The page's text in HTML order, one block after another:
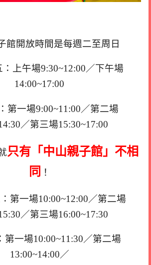
館開放時間是每週二至周日
上午場9:30~12:00／下午場
14:00~17:00
第一場9:00~11:00／第二場
／第三場15:30~17:00
只有「中山親子館」不相
同 ！
第一場10:00~12:00／第二場
／第三場16:00~17:30
第一場10:00~11:30／第二場
13:00~14:00／